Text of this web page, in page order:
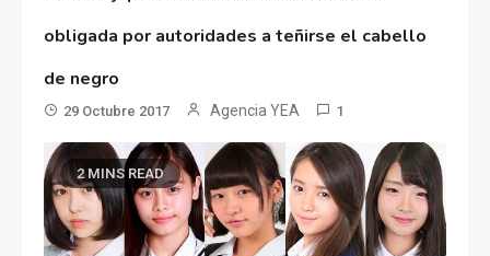
obligada por autoridades a teñirse el cabello
de negro
29 Octubre 2017 Agencia YEA 1
2 MINS READ